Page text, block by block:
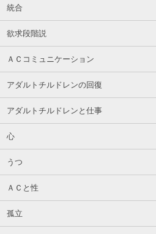
統合
欲求段階説
ＡＣコミュニケーション
アダルトチルドレンの回復
アダルトチルドレンと仕事
心
うつ
ＡＣと性
孤立